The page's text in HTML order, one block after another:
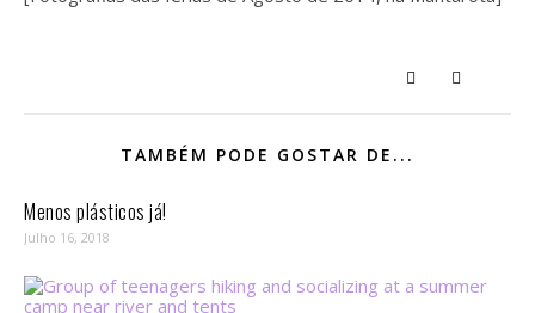
TAMBÉM PODE GOSTAR DE...
Menos plásticos já!
Julho 16, 2018